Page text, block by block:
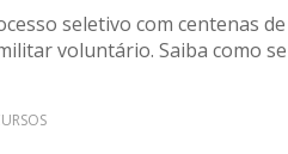
seletivo com centenas de
voluntário. Saiba como se